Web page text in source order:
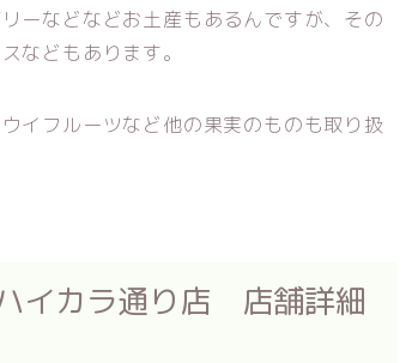
ーなどなどお土産もあるんですが、その
などもあります。
イフルーツなど他の果実のものも取り扱
イカラ通り店 店舗詳細